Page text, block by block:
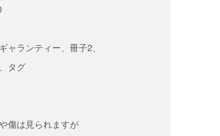
ャランティー、冊子2、
タグ
傷は見られますが